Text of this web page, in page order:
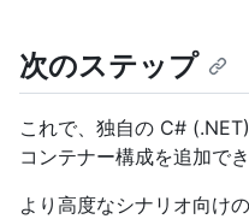
次のステップ
これで、独自の C#
コンテナー構成を追加で
より高度なシナリオ向け